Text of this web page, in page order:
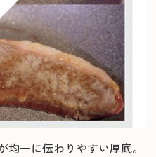
一に伝わりやすい厚底。